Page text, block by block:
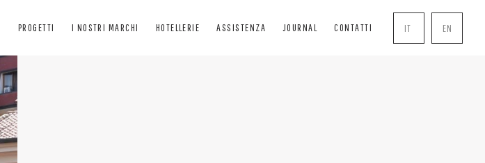
PROGETTI I NOSTRI MARCHI HOTELLERIE ASSISTENZA JOURNAL CONTATTI IT EN